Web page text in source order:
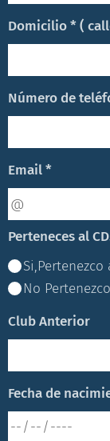
Domicilio * (
Número de
Email *
Perteneces al
Si,Pertenezco
No
Club Anterior
Fecha de